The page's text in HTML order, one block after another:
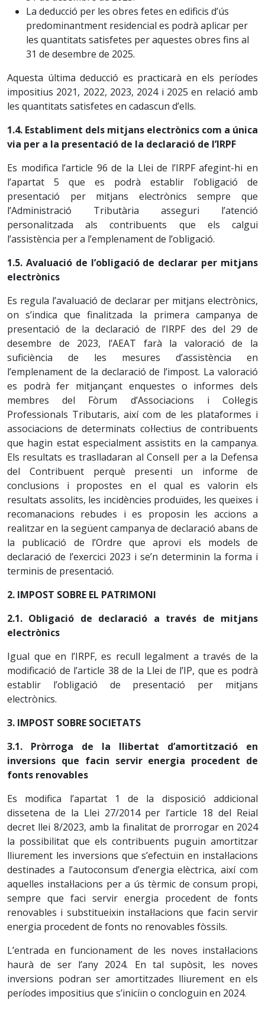
La deducció per les obres fetes en edificis d’ús
predominantment residencial es podrà aplicar per
les quantitats satisfetes per aquestes obres fins al
31 de desembre de 2025.
Aquesta última deducció es practicarà en els períodes
impositius 2021, 2022, 2023, 2024 i 2025 en relació amb
les quantitats satisfetes en cadascun d’ells.
1.4. Establiment dels mitjans electrònics com a única
via per a la presentació de la declaració de l’IRPF
Es modifica l’article 96 de la Llei de l’IRPF afegint-hi en
l’apartat 5 que es podrà establir l’obligació de
presentació per mitjans electrònics sempre que
l’Administració Tributària asseguri l’atenció
personalitzada als contribuents que els calgui
l’assistència per a l’emplenament de l’obligació.
1.5. Avaluació de l’obligació de declarar per mitjans
electrònics
Es regula l’avaluació de declarar per mitjans electrònics,
on s’indica que finalitzada la primera campanya de
presentació de la declaració de l’IRPF des del 29 de
desembre de 2023, l’AEAT farà la valoració de la
suficiència de les mesures d’assistència en
l’emplenament de la declaració de l’impost. La valoració
es podrà fer mitjançant enquestes o informes dels
membres del Fòrum d’Associacions i Col·legis
Professionals Tributaris, així com de les plataformes i
associacions de determinats col·lectius de contribuents
que hagin estat especialment assistits en la campanya.
Els resultats es traslladaran al Consell per a la Defensa
del Contribuent perquè presenti un informe de
conclusions i propostes en el qual es valorin els
resultats assolits, les incidències produïdes, les queixes i
recomanacions rebudes i es proposin les accions a
realitzar en la següent campanya de declaració abans de
la publicació de l’Ordre que aprovi els models de
declaració de l’exercici 2023 i se’n determinin la forma i
terminis de presentació.
2. IMPOST SOBRE EL PATRIMONI
2.1. Obligació de declaració a través de mitjans
electrònics
Igual que en l’IRPF, es recull legalment a través de la
modificació de l’article 38 de la Llei de l’IP, que es podrà
establir l’obligació de presentació per mitjans
electrònics.
3. IMPOST SOBRE SOCIETATS
3.1. Pròrroga de la llibertat d’amortització en
inversions que facin servir energia procedent de
fonts renovables
Es modifica l’apartat 1 de la disposició addicional
dissetena de la Llei 27/2014 per l’article 18 del Reial
decret llei 8/2023, amb la finalitat de prorrogar en 2024
la possibilitat que els contribuents puguin amortitzar
lliurement les inversions que s’efectuïn en instal·lacions
destinades a l’autoconsum d’energia elèctrica, així com
aquelles instal·lacions per a ús tèrmic de consum propi,
sempre que faci servir energia procedent de fonts
renovables i substitueixin instal·lacions que facin servir
energia procedent de fonts no renovables fòssils.
L’entrada en funcionament de les noves instal·lacions
haurà de ser l’any 2024. En tal supòsit, les noves
inversions podran ser amortitzades lliurement en els
períodes impositius que s’iniciïn o concloguin en 2024.